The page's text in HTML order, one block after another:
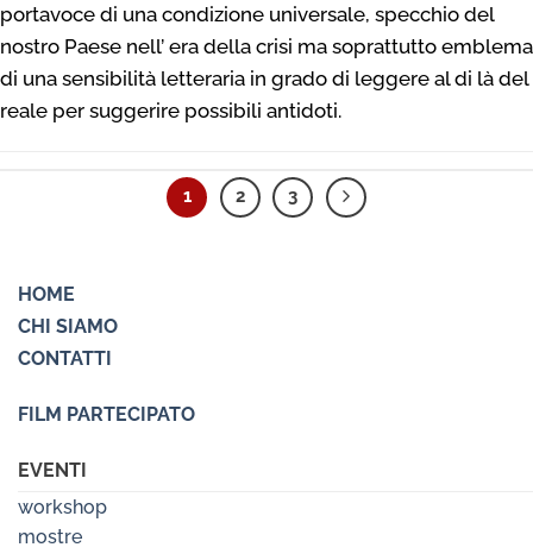
portavoce di una condizione universale, specchio del
nostro Paese nell’ era della crisi ma soprattutto emblema
di una sensibilità letteraria in grado di leggere al di là del
reale per suggerire possibili antidoti.
1 2 3
HOME
CHI SIAMO
CONTATTI
FILM PARTECIPATO
EVENTI
workshop
mostre